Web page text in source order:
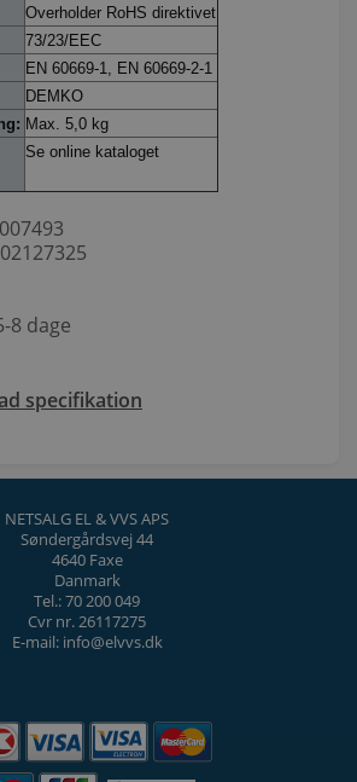
Overholder RoHS direktivet
73/23/EEC
EN 60669-1, EN 60669-2-1
DEMKO
Max. 5,0 kg
Se online kataloget
8 dage
specifikation
NETSALG EL & VVS APS
Søndergårdsvej 44
4640 Faxe
Danmark
Tel.: 70 200 049
Cvr nr. 26117275
E-mail: info@elvvs.dk